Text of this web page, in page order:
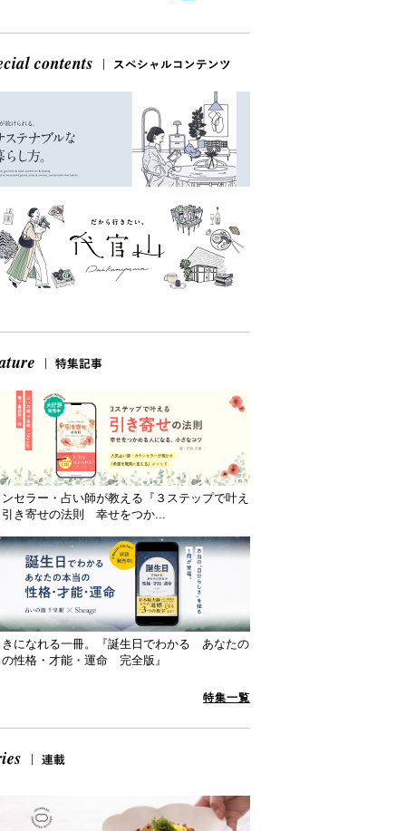
セラー・占い師が教える『３ステップで叶え
き寄せの法則 幸せをつか...
きになれる一冊。『誕生日でわかる あなたの
性格・才能・運命 完全版』
特集一覧